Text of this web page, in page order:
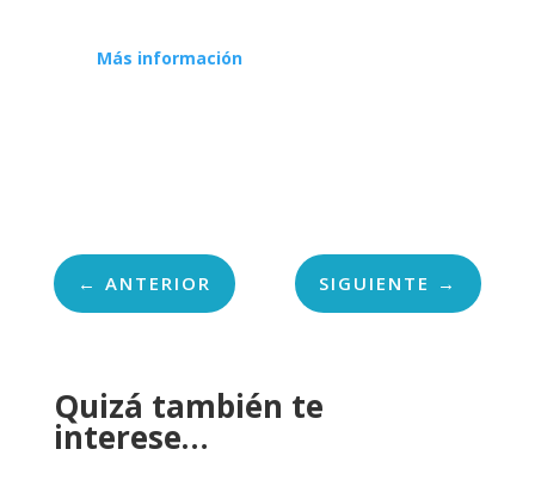
Más información
← ANTERIOR SIGUIENTE →
Quizá también te
interese…